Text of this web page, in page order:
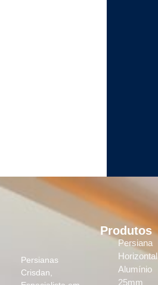
Persianas
Crisdan,
Produtos
Persiana
Horizontal
Alumínio
25mm